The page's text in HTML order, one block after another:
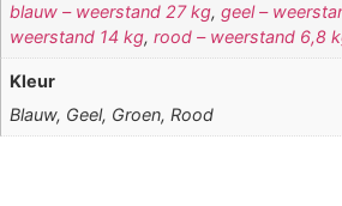
blauw – weerstand 27 kg,geel –
weerstand 14 kg,rood – weerstand 6,8
Kleur
Blauw, Geel, Groen, Rood